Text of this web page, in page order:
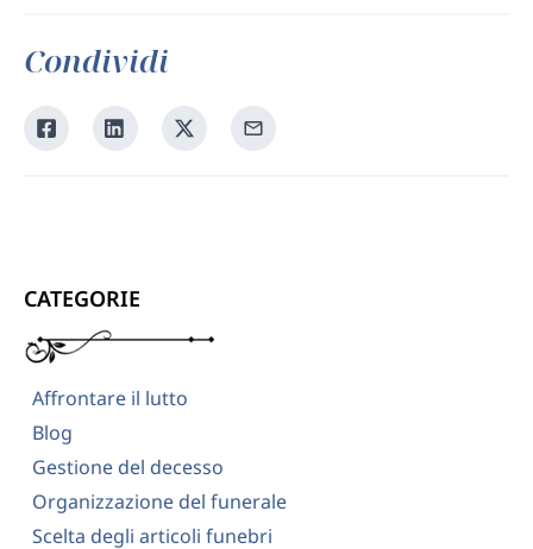
Condividi
Condividi
su
Condividi
su
Condividi
su
Condividi
tramite
CATEGORIE
Affrontare il lutto
Blog
Gestione del decesso
Organizzazione del funerale
Scelta degli articoli funebri